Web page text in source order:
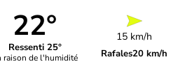
22°
Ressenti 25°
raison de l'humidité
15 km/h
Rafales20 km/h